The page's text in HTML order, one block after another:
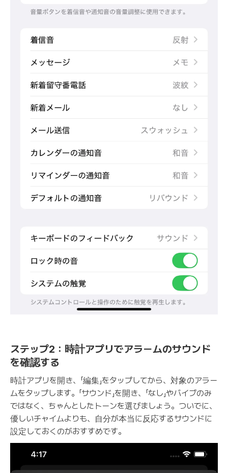
ステップ2：時計アプリでアラームのサウンド
を確認する
時計アプリを開き、「編集」をタップしてから、対象のアラー
ムをタップします。「サウンド」を開き、「なし」やバイブのみ
ではなく、ちゃんとしたトーンを選びましょう。ついでに、
優しいチャイムよりも、自分が本当に反応するサウンドに
設定しておくのがおすすめです。